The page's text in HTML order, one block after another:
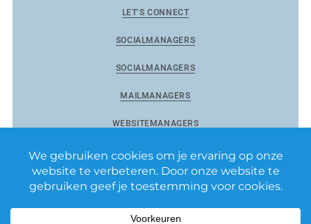
LET’S CONNECT
SOCIALMANAGERS
SOCIALMANAGERS
MAILMANAGERS
WEBSITEMANAGERS
Reviewmanagers by Matixs.com BV